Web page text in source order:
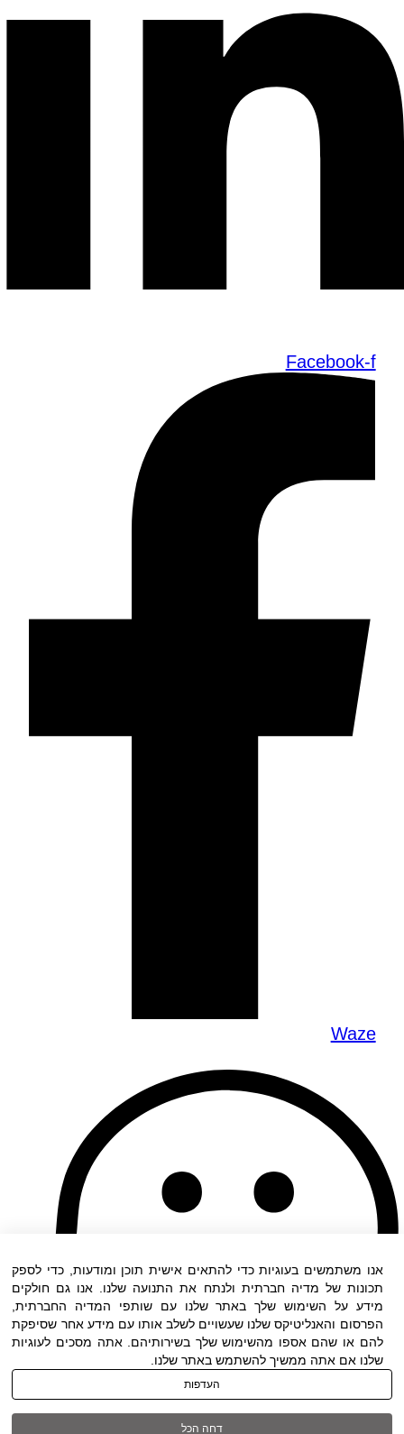
Facebook-f
Waze
אנו משתמשים בעוגיות כדי להתאים אישית תוכן ומודעות, כדי לספק
תכונות של מדיה חברתית ולנתח את התנועה שלנו. אנו גם חולקים
מידע על השימוש שלך באתר שלנו עם שותפי המדיה החברתית,
הפרסום והאנליטיקס שלנו שעשויים לשלב אותו עם מידע אחר שסיפקת
להם או שהם אספו מהשימוש שלך בשירותיהם. אתה מסכים לעוגיות
שלנו אם אתה ממשיך להשתמש באתר שלנו.
העדפות
דחה הכל